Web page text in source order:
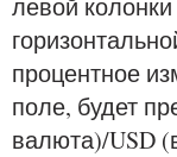
процентное
поле, будет
валюта)/USD